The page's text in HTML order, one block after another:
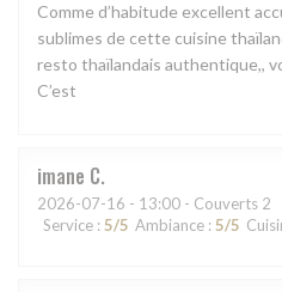
Comme d’habitude excellent
sublimes de cette cuisine
resto thaïlandais authentique,,
C’est
imane C
2026-07-16 - 13:00 - Couverts 2
Service : 5/5 Ambiance : 5/5